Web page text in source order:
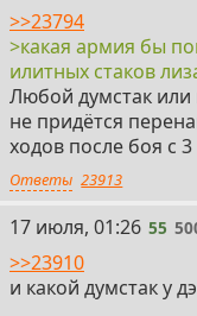
>>23794
>какая армия бы
илитных стаков
Любой думстак
не придётся
ходов после боя с
Ответы 23913
55
17 июля, 01:26 55
>>23910
и какой думстак у